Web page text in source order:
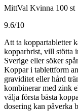
MittVal Kvinna 100 st
9.6/10
Att ta koppartabletter
kopparbrist, vill stötta
Sverige eller söker
Koppar i tablettform
graviditet eller hård
kombinerar med zink
välja första bästa
dosering kan påverka